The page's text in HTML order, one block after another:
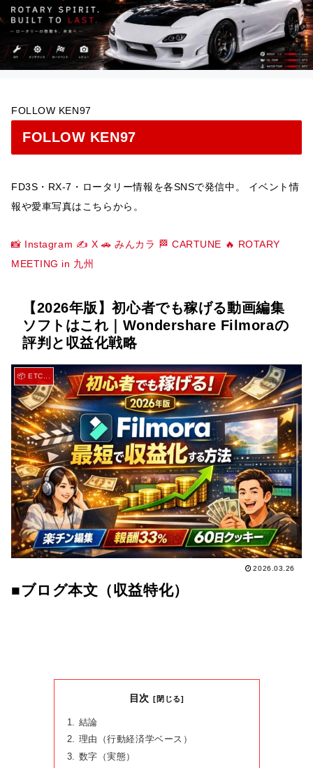
FOLLOW KEN97
FOLLOW KEN97
FD3S・RX-7・ロータリー情報を各SNSで発信中。 イベント情
報や愛車写真はこちらから。
📸 Instagram ✍️ X 🚗 みんカラ 🏁 CARTUNE 🔥 ROTARY
MEETING in 九州
【2026年版】初心者でも稼げる動画編集
ソフトはこれ｜Wondershare Filmoraの
評判と収益化戦略
📦 ETC...
2026.03.26
■ブログ本文（収益特化）
目次
結論
理由（行動経済学ベース）
数字（実態）